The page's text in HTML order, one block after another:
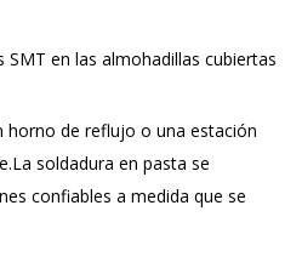
en las almohadillas cubiertas
horno de reflujo o una estación
soldadura en pasta se
confiables a medida que se